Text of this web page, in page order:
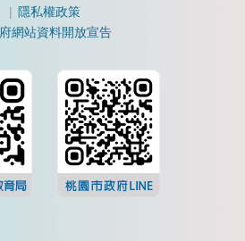
| 隱私權政策
網站資料開放宣告